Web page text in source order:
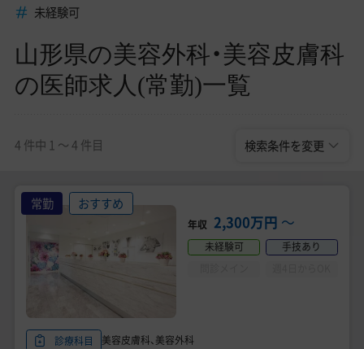
サービス紹介
ドクターコネクトの強み
エージェント紹介
常勤求人一覧
美容医療医師の転職お役立ちコンテンツ
美容クリニック見学・研修情報
美容外科・美容皮膚科の医師転職体験談
美容クリニックインタビュー
未経験可
山形県の美容外科・美容皮膚科
の医師求人(常勤)一覧
4 件中 1 〜 4 件目 検索条件を変更
常勤 おすすめ
年収 2,300万円 〜
未経験可
手技あり
診療科目
美容皮膚科、美容外科